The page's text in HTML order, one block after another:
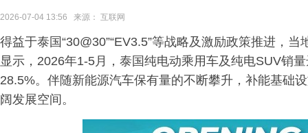
2026-07-04 13:56 来源： 互联网
得益于泰国“30@30”“EV3.5”等战略及激励政策推进，
显示，2026年1-5月，泰国纯电动乘用车及纯电SUV销
28.5%。伴随新能源汽车保有量的不断攀升，补能基础
阔发展空间。